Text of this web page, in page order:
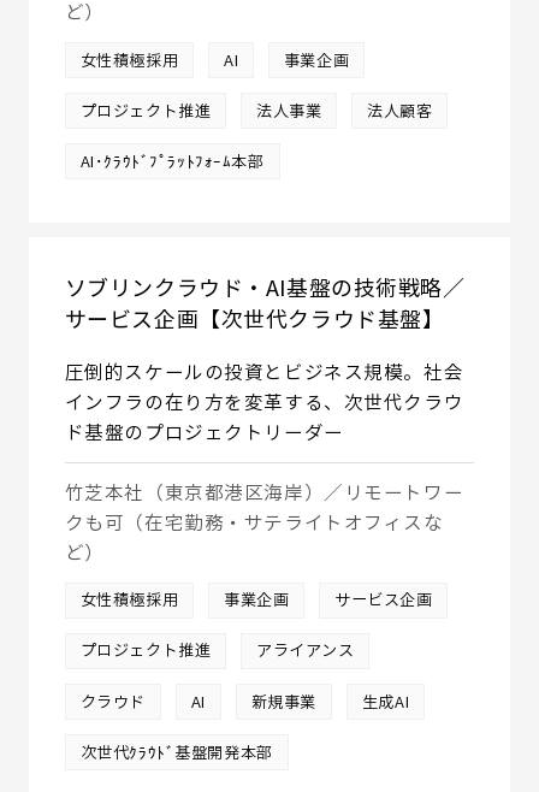
ど）
女性積極採用 AI 事業企画
プロジェクト推進 法人事業 法人顧客
AI･ｸﾗｳﾄﾞﾌﾟﾗｯﾄﾌｫｰﾑ本部
ソブリンクラウド・AI基盤の技術戦略／
サービス企画【次世代クラウド基盤】
圧倒的スケールの投資とビジネス規模。社会
インフラの在り方を変革する、次世代クラウ
ド基盤のプロジェクトリーダー
竹芝本社（東京都港区海岸）／リモートワー
クも可（在宅勤務・サテライトオフィスな
ど）
女性積極採用 事業企画 サービス企画
プロジェクト推進 アライアンス
クラウド AI 新規事業 生成AI
次世代ｸﾗｳﾄﾞ基盤開発本部